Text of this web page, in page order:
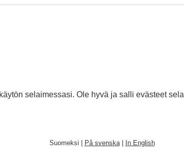
selaimessasi. Ole hyvä ja salli evästeet
Suomeksi | På svenska| In English